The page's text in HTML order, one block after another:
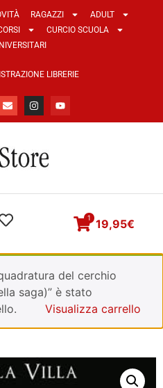
RAGAZZI
ADULT
CURCIO SCUOLA
LIBRERIE
19,95€
1
del cerchio
saga)” è stato
Visualizza carrello